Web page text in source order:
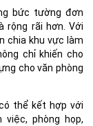
bức tường đơn
rộng rãi hơn. Với
chia khu vực làm
chỉ khiến cho
cho văn phòng
thể kết hợp với
phòng họp,